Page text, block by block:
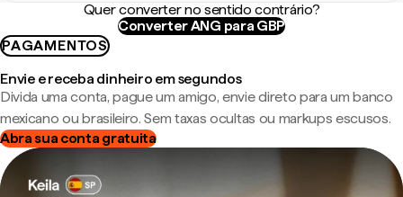
Quer converter no sentido contrário?
Converter ANG para GBP
PAGAMENTOS
Envie e receba dinheiro em segundos
Divida uma conta, pague um amigo, envie direto para um banco
mexicano ou brasileiro. Sem taxas ocultas ou markups escusos.
Abra sua conta gratuita